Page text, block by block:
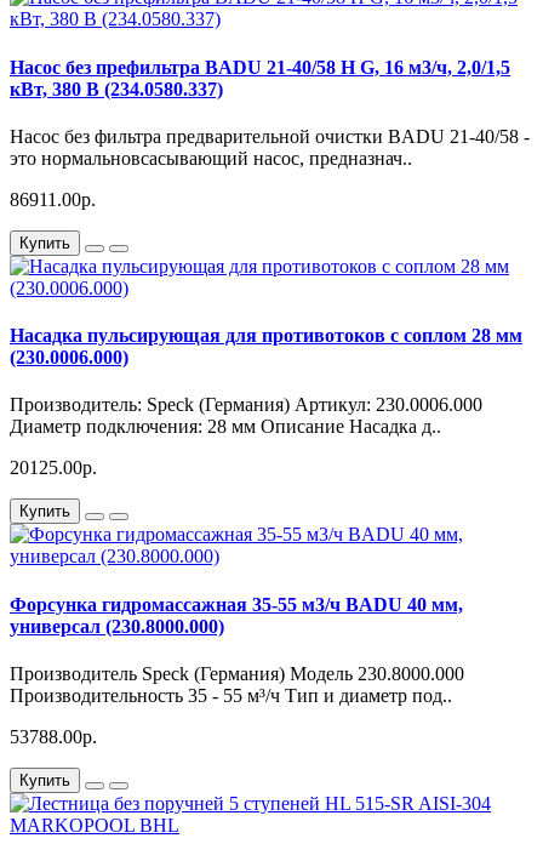
Насос без префильтра BADU 21-40/58 H G, 16 м3/ч, 2,0/1,5
кВт, 380 В (234.0580.337)
Насос без фильтра предварительной очистки BADU 21-40/58 -
это нормальновсасывающий насос, предназнач..
86911.00р.
Купить
Насадка пульсирующая для противотоков с соплом 28 мм
(230.0006.000)
Производитель: Speck (Германия) Артикул: 230.0006.000
Диаметр подключения: 28 мм Описание Насадка д..
20125.00р.
Купить
Форсунка гидромассажная 35-55 м3/ч BADU 40 мм,
универсал (230.8000.000)
Производитель Speck (Германия) Модель 230.8000.000
Производительность 35 - 55 м³/ч Тип и диаметр под..
53788.00р.
Купить